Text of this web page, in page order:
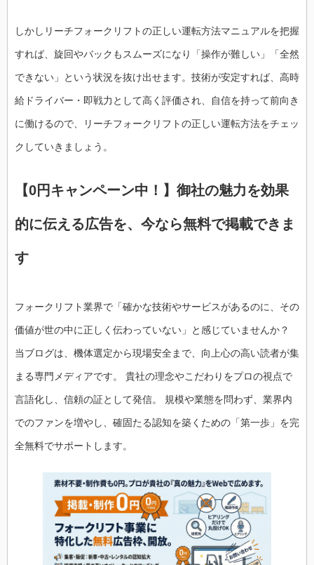
しかしリーチフォークリフトの正しい運転方法マニュアルを把握
すれば、旋回やバックもスムーズになり「操作が難しい」「全然
できない」という状況を抜け出せます。技術が安定すれば、高時
給ドライバー・即戦力として高く評価され、自信を持って前向き
に働けるので、リーチフォークリフトの正しい運転方法をチェッ
クしていきましょう。
【0円キャンペーン中！】御社の魅力を効果
的に伝える広告を、今なら無料で掲載できま
す
フォークリフト業界で「確かな技術やサービスがあるのに、その
価値が世の中に正しく伝わっていない」と感じていませんか？
当ブログは、機体選定から現場安全まで、向上心の高い読者が集
まる専門メディアです。 貴社の理念やこだわりをプロの視点で
言語化し、信頼の証として発信。 規模や業態を問わず、業界内
でのファンを増やし、確固たる認知を築くための「第一歩」を完
全無料でサポートします。